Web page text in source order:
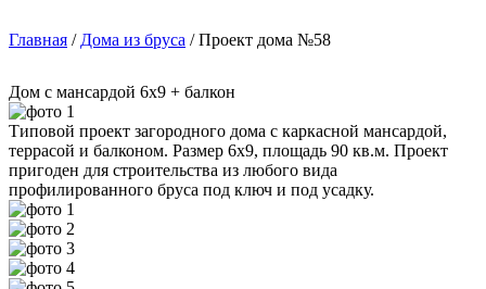
Главная / Дома из бруса /Проект дома №58
Дом с мансардой 6х9 + балкон
Типовой проект загородного дома с каркасной мансардой,
террасой и балконом. Размер 6х9, площадь 90 кв.м. Проект
пригоден для строительства из любого вида
профилированного бруса под ключ и под усадку.